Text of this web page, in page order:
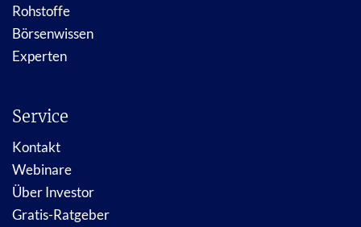
Rohstoffe
Börsenwissen
Experten
Service
Kontakt
Webinare
Über Investor
Gratis-Ratgeber